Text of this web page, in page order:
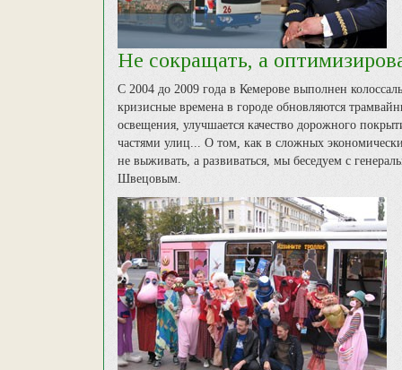
Не сокращать, а
С 2004 до 2009 года в Кемерове выполнен
кризисные времена в городе обновляются
освещения, улучшается качество дорожного
частями улиц... О том, как в сложных
не выживать, а развиваться, мы беседуем с
Швецовым.